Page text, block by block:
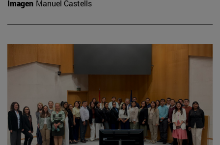
Imagen Manuel Castells